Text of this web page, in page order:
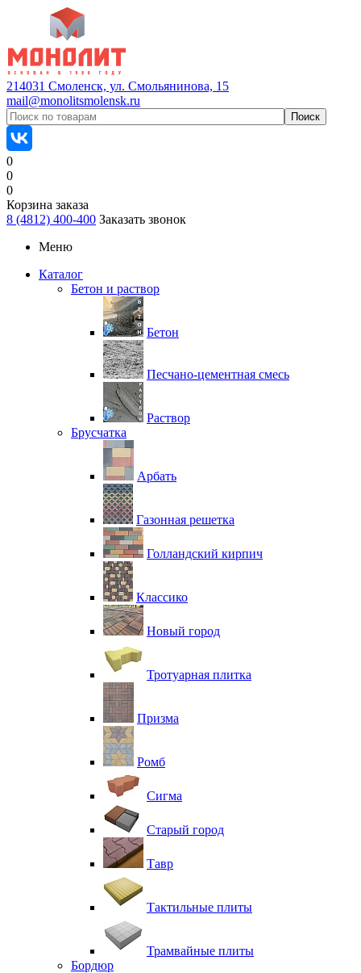
214031 Смоленск, ул. Смольянинова, 15
mail@monolitsmolensk.ru
0
0
0
Корзина заказа
8 (4812) 400-400 Заказать звонок
Меню
Каталог
Бетон и раствор
Бетон
Песчано-цементная смесь
Раствор
Брусчатка
Арбать
Газонная решетка
Голландский кирпич
Классико
Новый город
Тротуарная плитка
Призма
Ромб
Сигма
Старый город
Тавр
Тактильные плиты
Трамвайные плиты
Бордюр